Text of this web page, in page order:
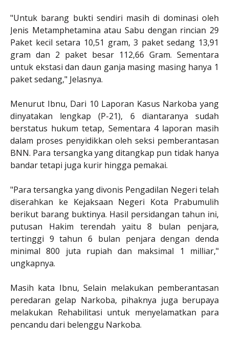
"Untuk barang bukti sendiri masih di dominasi oleh
Jenis Metamphetamina atau Sabu dengan rincian 29
Paket kecil setara 10,51 gram, 3 paket sedang 13,91
gram dan 2 paket besar 112,66 Gram. Sementara
untuk ekstasi dan daun ganja masing masing hanya 1
paket sedang," Jelasnya.
Menurut Ibnu, Dari 10 Laporan Kasus Narkoba yang
dinyatakan lengkap (P-21), 6 diantaranya sudah
berstatus hukum tetap, Sementara 4 laporan masih
dalam proses penyidikkan oleh seksi pemberantasan
BNN. Para tersangka yang ditangkap pun tidak hanya
bandar tetapi juga kurir hingga pemakai.
"Para tersangka yang divonis Pengadilan Negeri telah
diserahkan ke Kejaksaan Negeri Kota Prabumulih
berikut barang buktinya. Hasil persidangan tahun ini,
putusan Hakim terendah yaitu 8 bulan penjara,
tertinggi 9 tahun 6 bulan penjara dengan denda
minimal 800 juta rupiah dan maksimal 1 milliar,"
ungkapnya.
Masih kata Ibnu, Selain melakukan pemberantasan
peredaran gelap Narkoba, pihaknya juga berupaya
melakukan Rehabilitasi untuk menyelamatkan para
pencandu dari belenggu Narkoba.